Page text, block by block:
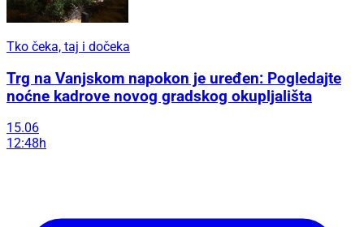
Tko čeka, taj i dočeka
Trg na Vanjskom napokon je uređen: Pogledajte
noćne kadrove novog gradskog okupljališta
15.06
12:48h